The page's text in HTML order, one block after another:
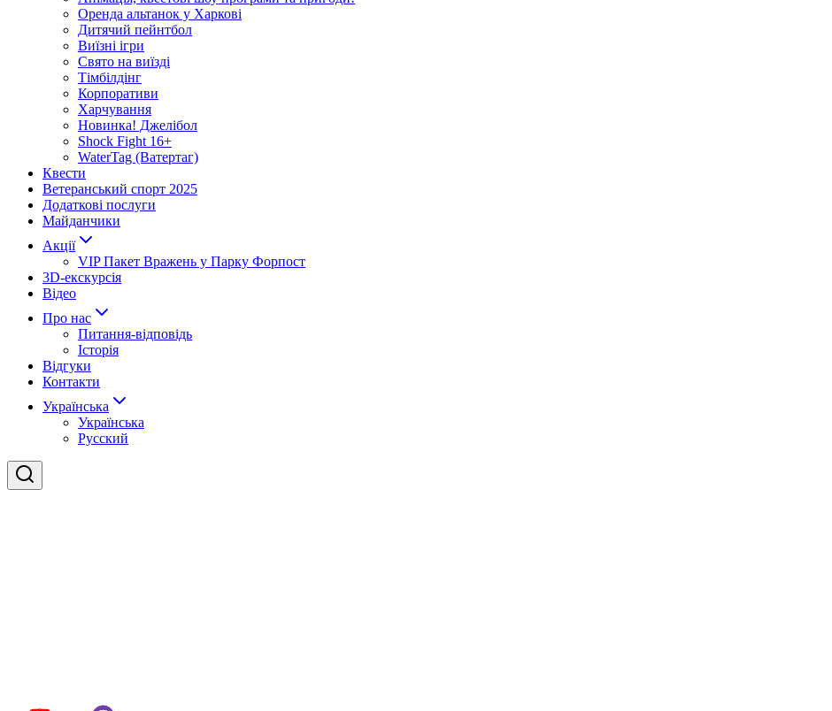
Оренда альтанок у Харкові
Дитячий пейнтбол
Виїзні ігри
Свято на виїзді
Тімбілдінг
Корпоративи
Харчування
Новинка! Джелібол
Shock Fight 16+
WaterTag (Ватертаг)
Квести
Ветеранський спорт 2025
Додаткові послуги
Майданчики
Акції
VIP Пакет Вражень у Парку Форпост
3D-екскурсія
Відео
Про нас
Питання-відповідь
Історія
Відгуки
Контакти
Українська
Українська
Русский